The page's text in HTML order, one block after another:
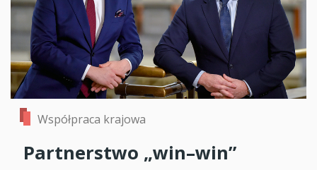
Współpraca krajowa
Partnerstwo „win–win”